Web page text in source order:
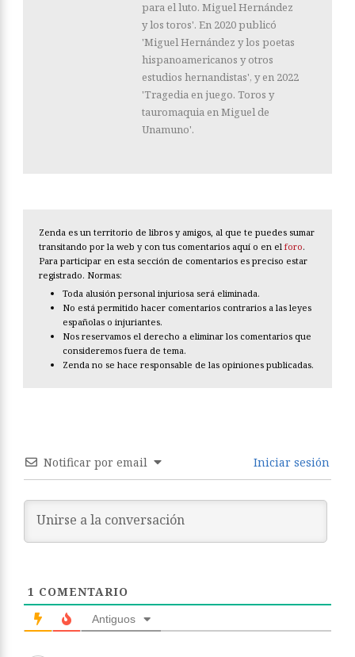
para el luto. Miguel Hernández
y los toros'. En 2020 publicó
'Miguel Hernández y los poetas
hispanoamericanos y otros
estudios hernandistas', y en 2022
'Tragedia en juego. Toros y
tauromaquia en Miguel de
Unamuno'.
Zenda es un territorio de libros y amigos, al que te puedes sumar
transitando por la web y con tus comentarios aquí o en el foro.
Para participar en esta sección de comentarios es preciso estar
registrado. Normas:
Toda alusión personal injuriosa será eliminada.
No está permitido hacer comentarios contrarios a las leyes
españolas o injuriantes.
Nos reservamos el derecho a eliminar los comentarios que
consideremos fuera de tema.
Zenda no se hace responsable de las opiniones publicadas.
Notificar por email Iniciar sesión
1 COMENTARIO
Antiguos